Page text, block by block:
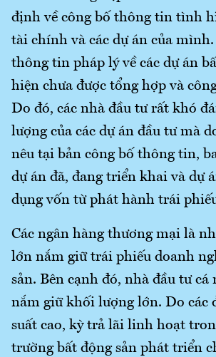
định về công bố thông tin tình
tài chính và các dự án của
thông tin pháp lý về các dự án
hiện chưa được tổng hợp và
Do đó, các nhà đầu tư rất khó
lượng của các dự án đầu tư mà
nêu tại bản công bố thông tin,
dự án đã, đang triển khai và dự
dụng vốn từ phát hành trái
Các ngân hàng thương mại là
lớn nắm giữ trái phiếu doanh
sản. Bên cạnh đó, nhà đầu tư cá
nắm giữ khối lượng lớn. Do các
suất cao, kỳ trả lãi linh hoạt
trường bất động sản phát triển